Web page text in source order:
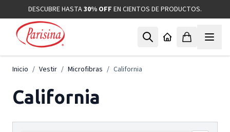
Ir al contenidoDESCUBRE HASTA30% OFF EN CIENTOS DE PRODUCTOS.
Inicio / Vestir / Microfibras / California
California